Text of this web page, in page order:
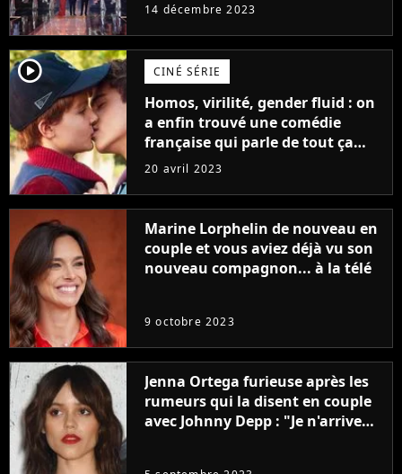
14 décembre 2023
player2 CINÉ SÉRIE
Homos, virilité, gender fluid : on
a enfin trouvé une comédie
française qui parle de tout ça
sans être super ringarde
20 avril 2023
Marine Lorphelin de nouveau en
couple et vous aviez déjà vu son
nouveau compagnon... à la télé
9 octobre 2023
Jenna Ortega furieuse après les
rumeurs qui la disent en couple
avec Johnny Depp : "Je n'arrive